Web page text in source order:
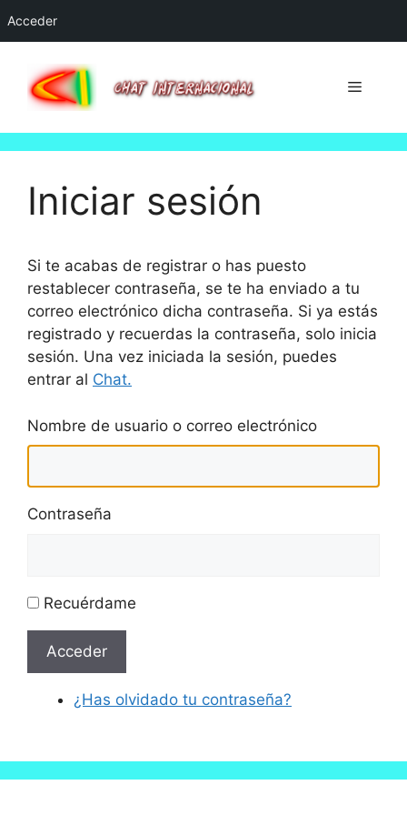
Acceder
contenido
Menú
Iniciar sesión
Si te acabas de registrar o has puesto
restablecer contraseña, se te ha enviado a tu
correo electrónico dicha contraseña. Si ya estás
registrado y recuerdas la contraseña, solo inicia
sesión. Una vez iniciada la sesión, puedes
entrar al Chat.
Nombre de usuario o correo electrónico
Contraseña
Recuérdame
Acceder
¿Has olvidado tu contraseña?